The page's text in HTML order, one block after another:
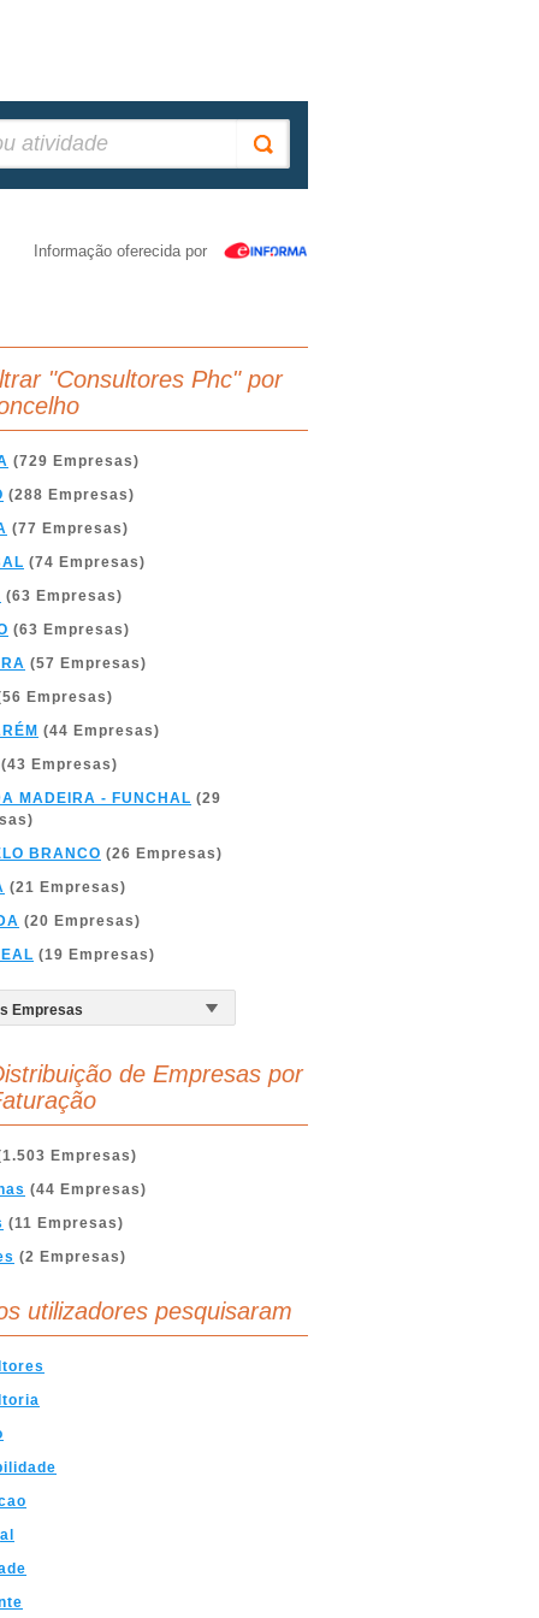
Informação oferecida por
"Consultores Phc" por
(729 Empresas)
(288 Empresas)
(77 Empresas)
(74 Empresas)
(63 Empresas)
(63 Empresas)
(57 Empresas)
Empresas)
(44 Empresas)
(43 Empresas)
MADEIRA - FUNCHAL (29
BRANCO (26 Empresas)
(21 Empresas)
(20 Empresas)
(19 Empresas)
de Empresas por
Empresas)
(44 Empresas)
(11 Empresas)
(2 Empresas)
utilizadores pesquisaram